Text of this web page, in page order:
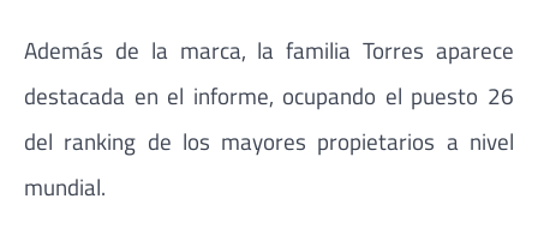
Además de la marca, la familia Torres aparece
destacada en el informe, ocupando el puesto 26
del ranking de los mayores propietarios a nivel
mundial.